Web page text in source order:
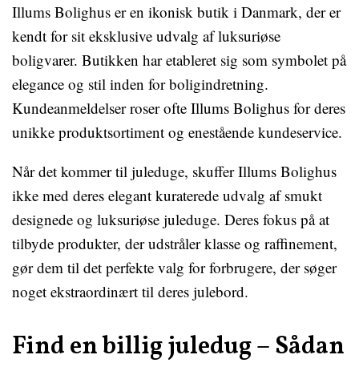
Illums Bolighus er en ikonisk butik i Danmark, der er
kendt for sit eksklusive udvalg af luksuriøse
boligvarer. Butikken har etableret sig som symbolet på
elegance og stil inden for boligindretning.
Kundeanmeldelser roser ofte Illums Bolighus for deres
unikke produktsortiment og enestående kundeservice.
Når det kommer til juleduge, skuffer Illums Bolighus
ikke med deres elegant kuraterede udvalg af smukt
designede og luksuriøse juleduge. Deres fokus på at
tilbyde produkter, der udstråler klasse og raffinement,
gør dem til det perfekte valg for forbrugere, der søger
noget ekstraordinært til deres julebord.
Find en billig juledug − Sådan